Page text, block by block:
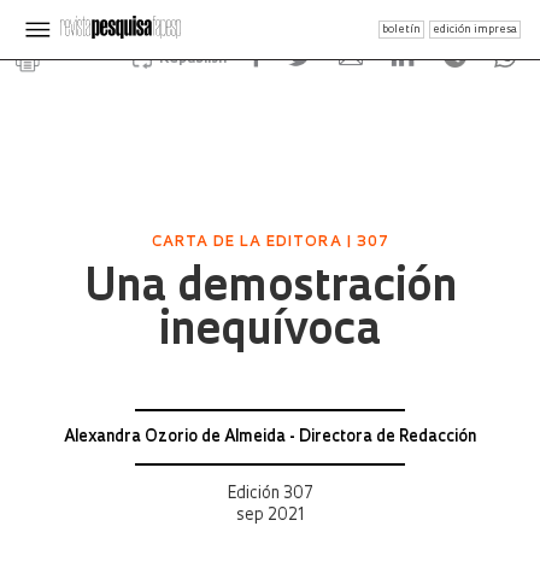
boletín edición impresa
Republish
CARTA DE LA EDITORA | 307
Una demostración
inequívoca
Alexandra Ozorio de Almeida - Directora de Redacción
Edición 307
sep 2021